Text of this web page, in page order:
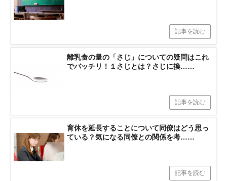
記事を読む
離乳食の量の「さじ」についての疑問はこれ
でバッチリ！１さじとは？さじに換……
記事を読む
育休を延長することについて同僚はどう思っ
ている？気になる同僚との関係を考……
記事を読む